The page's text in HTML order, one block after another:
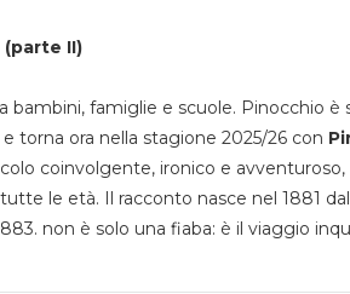
II)
bambini, famiglie e scuole. Pinocchio è
torna ora nella stagione 2025/26 con
coinvolgente, ironico e avventuroso,
le età. Il racconto nasce nel 1881
non è solo una fiaba: è il viaggio